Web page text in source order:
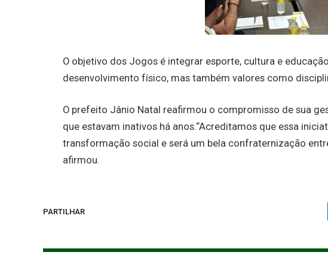
O objetivo dos Jogos é integrar esporte, cultura e
desenvolvimento físico, mas também valores como
O prefeito Jânio Natal reafirmou o compromisso de sua
que estavam inativos há anos.“Acreditamos que essa
transformação social e será um bela confraternização
afirmou.
PARTILHAR